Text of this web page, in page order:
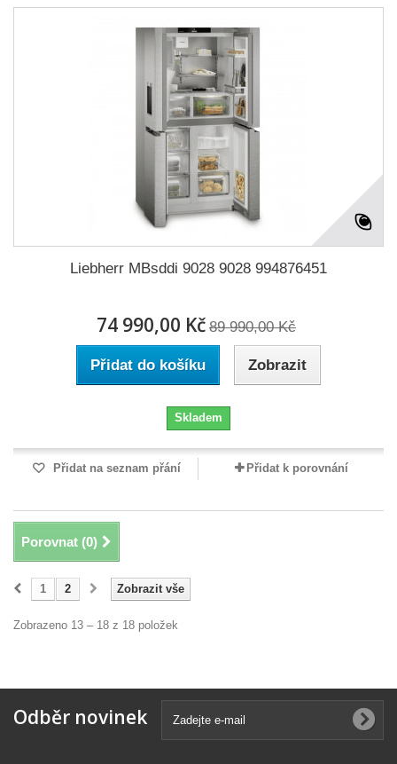
Liebherr MBsddi 9028 9028 994876451
74 990,00 Kč 89 990,00 Kč
Přidat do košíku Zobrazit
Skladem
Přidat na seznam přání Přidat k porovnání
Porovnat (0)
Zobrazit vše
1 2
Zobrazeno 13 – 18 z 18 položek
Odběr novinek